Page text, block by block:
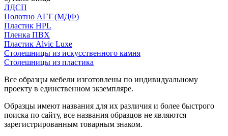
ЛДСП
Полотно АГТ (МДФ)
Пластик HPL
Пленка ПВХ
Пластик Alvic Luxe
Столешницы из искусственного камня
Столешницы из пластика
Все образцы мебели изготовлены по индивидуальному
проекту в единственном экземпляре.
Образцы имеют названия для их различия и более быстрого
поиска по сайту, все названия образцов не являются
зарегистрированным товарным знаком.